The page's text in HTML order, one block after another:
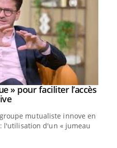
» pour faciliter l’accès
Youtube
mutualiste innove en
l'utilisation d'un « jumeau